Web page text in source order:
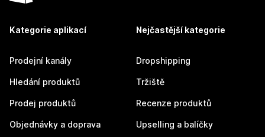
Kategorie aplikací
Prodejní kanály
Hledání produktů
Prodej produktů
Objednávky a doprava
Nejčastější kategorie
Dropshipping
Tržiště
Recenze produktů
Upselling a balíčky